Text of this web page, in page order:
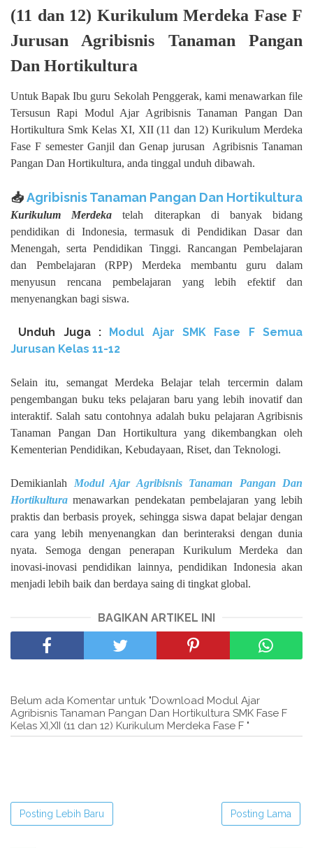
(11 dan 12) Kurikulum Merdeka Fase F
Jurusan Agribisnis Tanaman Pangan
Dan Hortikultura
Untuk Bapak Ibu guru Sekolah Penggerak, kami menawarkan file
Tersusun Rapi Modul Ajar Agribisnis Tanaman Pangan Dan
Hortikultura Smk Kelas XI, XII (11 dan 12) Kurikulum Merdeka
Fase F semester Ganjil dan Genap jurusan
Agribisnis Tanaman
Pangan Dan Hortikultura, anda tinggal unduh dibawah.
📥 Agribisnis Tanaman Pangan Dan Hortikultura
Kurikulum Merdeka telah diterapkan di banyak bidang
pendidikan di Indonesia, termasuk di Pendidikan Dasar dan
Menengah, serta Pendidikan Tinggi. Rancangan Pembelajaran
dan Pembelajaran (RPP) Merdeka membantu guru dalam
menyusun rencana pembelajaran yang lebih efektif dan
menyenangkan bagi siswa.
Unduh Juga :
Modul Ajar SMK Fase F Semua
Jurusan Kelas 11-12
Selain itu, semangat Merdeka Belajar telah tercermin dalam
pengembangan buku teks pelajaran baru yang lebih inovatif dan
interaktif. Salah satu contohnya adalah buku pelajaran Agribisnis
Tanaman Pangan Dan Hortikultura yang dikembangkan oleh
Kementerian Pendidikan, Kebudayaan, Riset, dan Teknologi.
Demikianlah Modul Ajar Agribisnis Tanaman Pangan Dan
Hortikultura menawarkan pendekatan pembelajaran yang lebih
praktis dan berbasis proyek, sehingga siswa dapat belajar dengan
cara yang lebih menyenangkan dan berinteraksi dengan dunia
nyata. Semoga dengan penerapan Kurikulum Merdeka dan
inovasi-inovasi pendidikan lainnya, pendidikan Indonesia akan
menjadi lebih baik dan berdaya saing di tingkat global.
BAGIKAN ARTIKEL INI
Belum ada Komentar untuk "Download Modul Ajar
Agribisnis Tanaman Pangan Dan Hortikultura SMK Fase F
Kelas XI,XII (11 dan 12) Kurikulum Merdeka Fase F "
Posting Lebih Baru Posting Lama